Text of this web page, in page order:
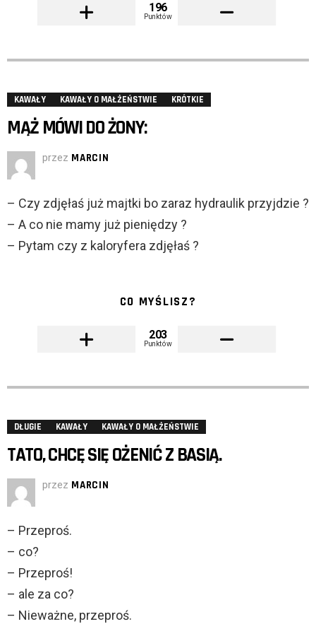
196
Punktów
KAWAŁY KAWAŁY O MAŁŻEŃSTWIE KRÓTKIE
MĄŻ MÓWI DO ŻONY:
przez MARCIN
– Czy zdjęłaś już majtki bo zaraz hydraulik przyjdzie ?
– A co nie mamy już pieniędzy ?
– Pytam czy z kaloryfera zdjęłaś ?
CO MYŚLISZ?
203
Punktów
DŁUGIE KAWAŁY KAWAŁY O MAŁŻEŃSTWIE
TATO, CHCĘ SIĘ OŻENIĆ Z BASIĄ.
przez MARCIN
– Przeproś.
– co?
– Przeproś!
– ale za co?
– Nieważne, przeproś.